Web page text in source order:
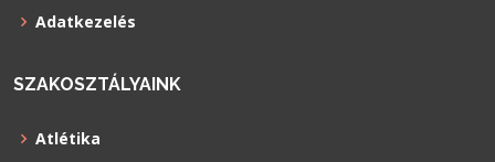
Adatkezelés
SZAKOSZTÁLYAINK
Atlétika